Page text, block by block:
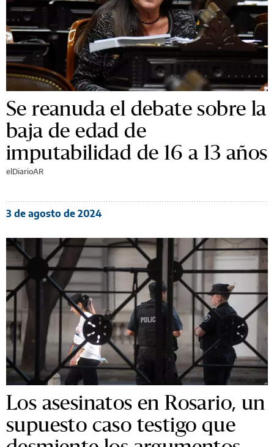
Se reanuda el debate sobre la
baja de edad de
imputabilidad de 16 a 13 años
elDiarioAR
3 de agosto de 2024
Los asesinatos en Rosario, un
supuesto caso testigo que